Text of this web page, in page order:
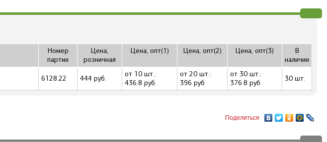
Номер
партии
Цена,
розничная
Цена, опт(1) Цена, опт(2) Цена, опт(3)
В
наличии
6128.22 444 руб.
от 10 шт.:
436.8 руб.
от 20 шт.:
396 руб
от 30 шт.:
376.8 руб
30 шт.
Поделиться